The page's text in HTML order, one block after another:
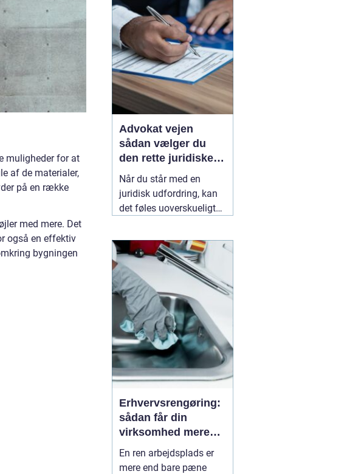
muligheder for at
af de materialer,
på en række
med mere. Det
også en effektiv
bygningen
hjælpen være tæt på,
effektiv og fagligt i
orden. I Vanløse findes
der flere e...
Advokat vejen
sådan vælger du
den rette juridiske
hjælp lokalt
Når du står med en
juridisk udfordring, kan
det føles uoverskueligt
hjælp. Lovgivningen er
kompleks, og
konsekvenserne af
forkerte beslutninger kan
følge dig i mange år. Her
kan en lokal10 maj
2026
Erhvervsrengøring:
sådan får din
virksomhed mere
tid, trivsel og
tryghed
En ren arbejdsplads er
mere end bare pæne